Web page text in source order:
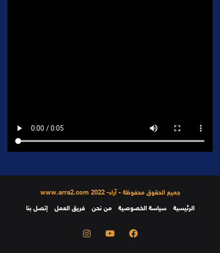
جميع الحقوق محفوظة - آراء- 2022 www.arra2.com
الرئيسية
سياسة الخصوصية من نحن فريق العمل إتصل بنا
فيسبوك يوتيوب